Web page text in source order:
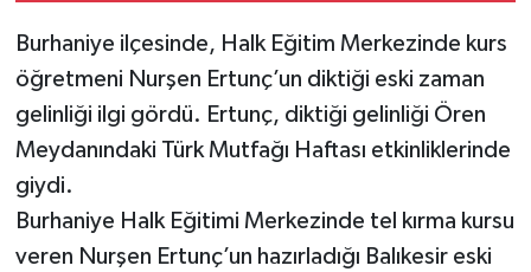
Burhaniye ilçesinde, Halk Eğitim Merkezinde kurs
öğretmeni Nurşen Ertunç’un diktiği eski zaman
gelinliği ilgi gördü. Ertunç, diktiği gelinliği Ören
Meydanındaki Türk Mutfağı Haftası etkinliklerinde
giydi.
Burhaniye Halk Eğitimi Merkezinde tel kırma kursu
veren Nurşen Ertunç’un hazırladığı Balıkesir eski